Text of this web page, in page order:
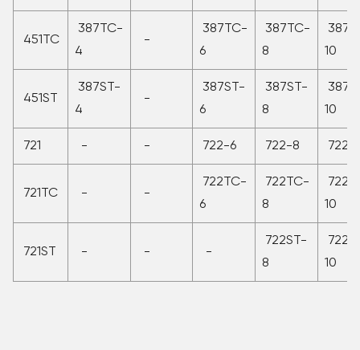
451TC
387TC-
4
-
387TC-
6
387TC-
8
10
451ST
387ST-
4
-
387ST-
6
387ST-
8
10
721 - - 722-6 722-8 722-
721TC - -
722TC-
6
722TC-
8
10
721ST - - -
722ST-
8
10